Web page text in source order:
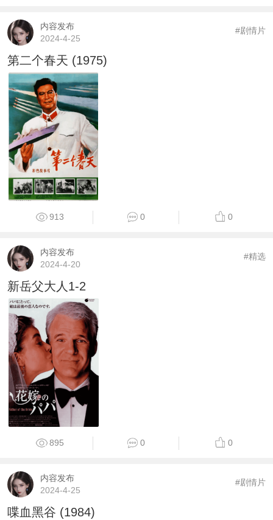
内容发布
2024-4-25
#剧情片
第二个春天 (1975)
913 0 0
内容发布
2024-4-20
#精选
新岳父大人1-2
895 0 0
内容发布
2024-4-25
#剧情片
喋血黑谷 (1984)